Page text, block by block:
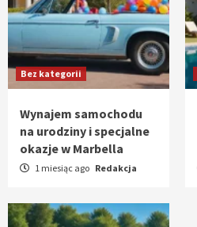
Bez kategorii
Wynajem samochodu
na urodziny i specjalne
okazje w Marbella
1 miesiąc ago Redakcja